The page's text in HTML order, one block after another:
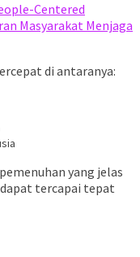
Centered
Masyarakat Menjaga
di antaranya:
yang jelas
tercapai tepat